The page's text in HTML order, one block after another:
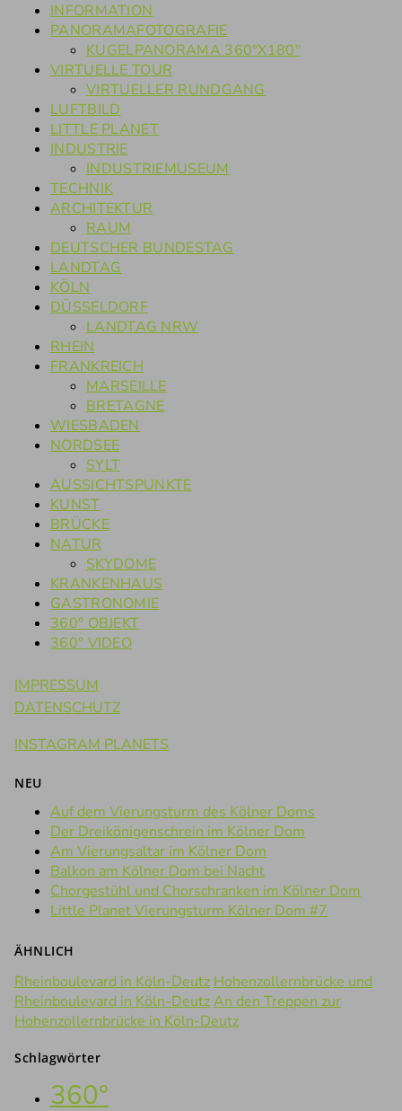
INFORMATION
PANORAMAFOTOGRAFIE
KUGELPANORAMA 360°X180°
VIRTUELLE TOUR
VIRTUELLER RUNDGANG
LUFTBILD
LITTLE PLANET
INDUSTRIE
INDUSTRIEMUSEUM
TECHNIK
ARCHITEKTUR
RAUM
DEUTSCHER BUNDESTAG
LANDTAG
KÖLN
DÜSSELDORF
LANDTAG NRW
RHEIN
FRANKREICH
MARSEILLE
BRETAGNE
WIESBADEN
NORDSEE
SYLT
AUSSICHTSPUNKTE
KUNST
BRÜCKE
NATUR
SKYDOME
KRANKENHAUS
GASTRONOMIE
360° OBJEKT
360° VIDEO
IMPRESSUM
DATENSCHUTZ
INSTAGRAM PLANETS
NEU
Auf dem Vierungsturm des Kölner Doms
Der Dreikönigenschrein im Kölner Dom
Am Vierungsaltar im Kölner Dom
Balkon am Kölner Dom bei Nacht
Chorgestühl und Chorschranken im Kölner Dom
Little Planet Vierungsturm Kölner Dom #7
ÄHNLICH
Rheinboulevard in Köln-Deutz Hohenzollernbrücke und
Rheinboulevard in Köln-DeutzAn den Treppen zur
Hohenzollernbrücke in Köln-Deutz
Schlagwörter
360°